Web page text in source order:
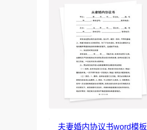
夫妻婚内协议书word模板